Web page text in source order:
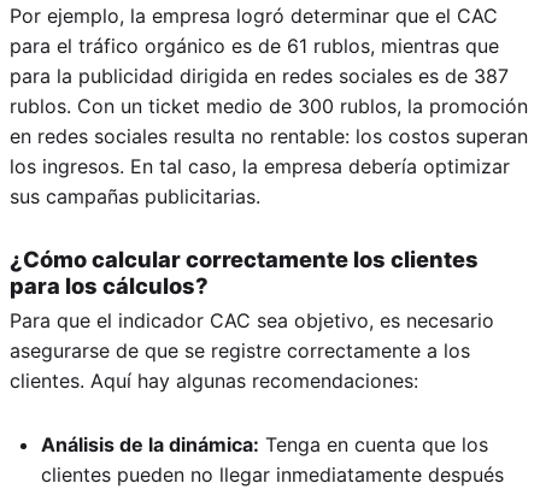
Por ejemplo, la empresa logró determinar que el CAC
para el tráfico orgánico es de 61 rublos, mientras que
para la publicidad dirigida en redes sociales es de 387
rublos. Con un ticket medio de 300 rublos, la promoción
en redes sociales resulta no rentable: los costos superan
los ingresos. En tal caso, la empresa debería optimizar
sus campañas publicitarias.
¿Cómo calcular correctamente los clientes
para los cálculos?
Para que el indicador CAC sea objetivo, es necesario
asegurarse de que se registre correctamente a los
clientes. Aquí hay algunas recomendaciones:
Análisis de la dinámica: Tenga en cuenta que los
clientes pueden no llegar inmediatamente después